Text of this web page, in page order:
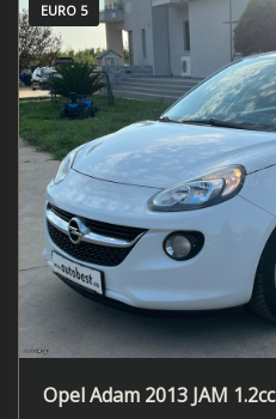
EURO 5
Opel Adam 2013 JAM 1.2cc